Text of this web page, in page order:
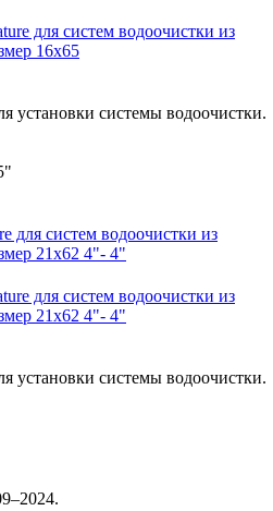
установки системы водоочистки.
для систем водоочистки из
21х62 4"- 4"
установки системы водоочистки.